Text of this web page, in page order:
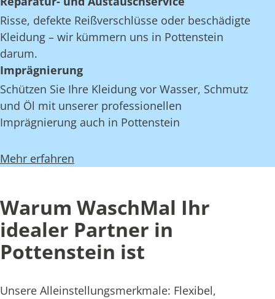
Risse, defekte Reißverschlüsse oder beschädigte
Kleidung – wir kümmern uns in Pottenstein
darum.
Imprägnierung
Schützen Sie Ihre Kleidung vor Wasser, Schmutz
und Öl mit unserer professionellen
Imprägnierung auch in Pottenstein
Mehr erfahren
Warum WaschMal Ihr
idealer Partner in
Pottenstein ist
Unsere Alleinstellungsmerkmale: Flexibel,